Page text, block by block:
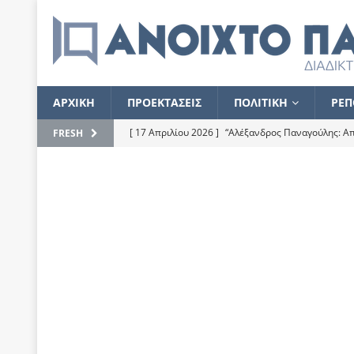
ΑΡΧΙΚΗ ΠΡΟΕΚΤΑΣΕΙΣ ΠΟΛΙΤΙΚΗ
FRESH [ 17 Απριλίου 2026 ] “Αλέξανδρος Παναγούλης: